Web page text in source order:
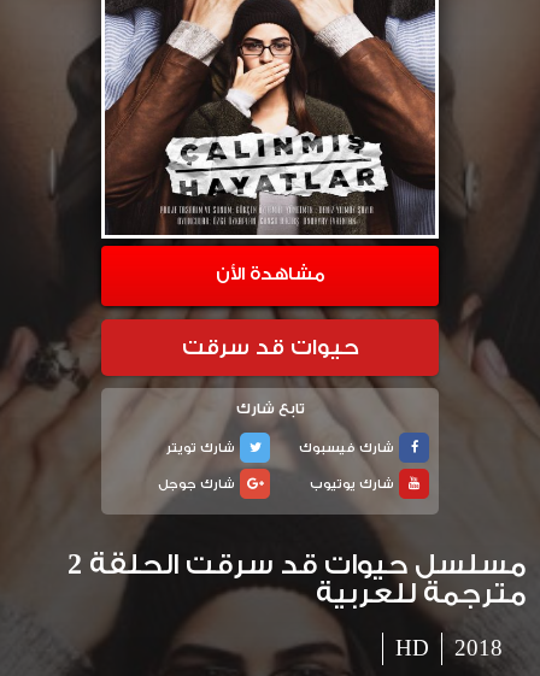
مشاهدة الأن
حيوات قد سرقت
تابع شارك
شارك فيسبوك
شارك تويتر
شارك يوتيوب
شارك جوجل
مسلسل حيوات قد سرقت الحلقة 2
مترجمة للعربية
2018
HD